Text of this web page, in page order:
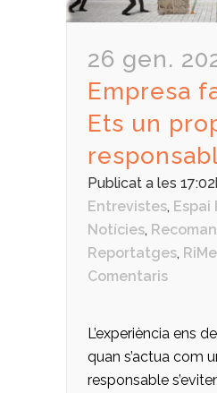
26 gen.
Empresa
Ets un
Publicat a les
Entrevistes, Espai
Notícies,
Reportatges, RiMe
Comentaris
L’experiència ens
quan s’actua com
responsable